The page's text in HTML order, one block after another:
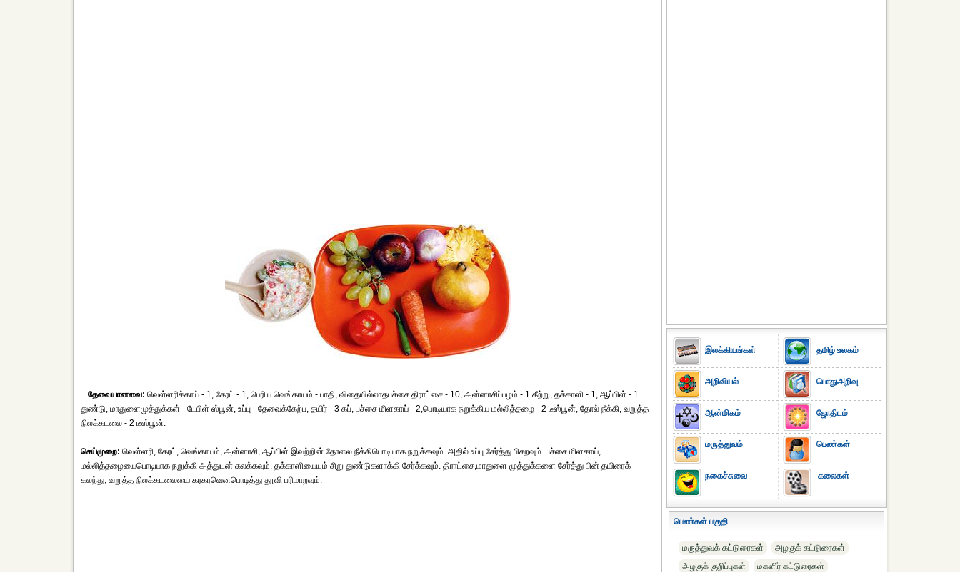
தேவையானவை: வெள்ளரிக்காய் - 1, கேரட் - 1, பெரிய வெங்காயம் - பாதி, விதையில்லாதபச்சை திராட்சை - 10, அன்னாசிப்பழம் - 1 கீற்று, தக்காளி - 1, ஆப்பிள் - 1
துண்டு, மாதுளைமுத்துக்கள் - டேபிள் ஸ்பூன், உப்பு - தேவைக்கேற்ப, தயிர் - 3 கப், பச்சை மிளகாய் - 2,பொடியாக நறுக்கிய மல்லித்தழை - 2 டீஸ்பூன், தோல் நீக்கி, வறுத்த
நிலக்கடலை - 2 டீஸ்பூன்.
செய்முறை: வெள்ளரி, கேரட், வெங்காயம், அன்னாசி, ஆப்பிள் இவற்றின் தோலை நீக்கிபொடியாக நறுக்கவும். அதில் உப்பு சேர்த்து பிசறவும். பச்சை மிளகாய்,
மல்லித்தழையைபொடியாக நறுக்கி அத்துடன் கலக்கவும். தக்காளியையும் சிறு துண்டுகளாக்கி சேர்க்கவும். திராட்சை,மாதுளை முத்துக்களை சேர்த்து பின் தயிரைக்
கலந்து, வறுத்த நிலக்கடலையை கரகரவெனபொடித்து தூவி பரிமாறவும்.
இலக்கியங்கள்
அறிவியல்
ஆன்மிகம்
மருத்துவம்
நகைச்சுவை
தமிழ் உலகம்
பொதுஅறிவு
ஜோதிடம்
பெண்கள்
கலைகள்
பெண்கள் பகுதி
மருத்துவக் கட்டுரைகள்
அழகுக் கட்டுரைகள்
அழகுக் குறிப்புகள்
மகளிர் கட்டுரைகள்